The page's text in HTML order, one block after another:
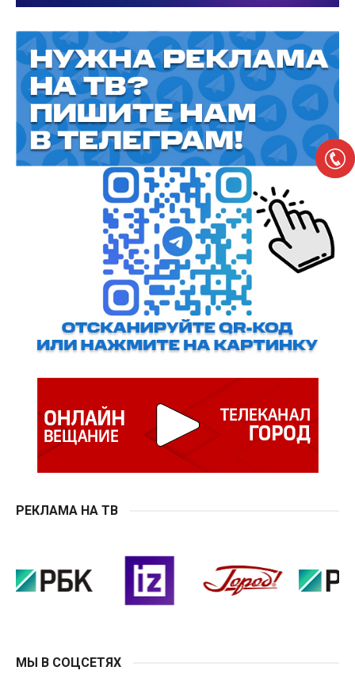
РЕКЛАМА НА ТВ
МЫ В СОЦСЕТЯХ